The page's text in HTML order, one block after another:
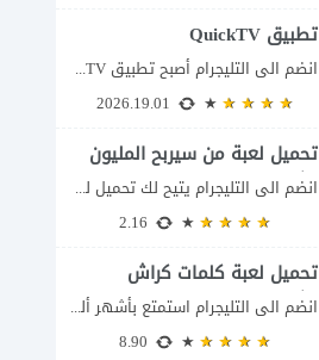
تطبيق QuickTV
انضم الى التليجرام أصبح تطبيق QuickTV من التطبيقات التي تستهدف محبي المسلسلات السريعة، إذ...
تحميل لعبة من سيربح المليون
للكمبيوتر
انضم الى التليجرام يتيح لك تحميل لعبة من سيربح المليون للكمبيوتر خوض تجربة مسابقات...
تحميل لعبة كلمات كراش
للكمبيوتر
انضم الى التليجرام استمتع بأشهر ألغاز الكلمات العربية على شاشة الكمبيوتر يتيح لك تحميل...